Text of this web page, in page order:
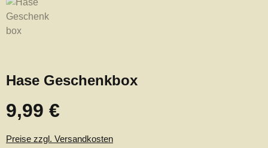
Hase Geschenkbox
Regulärer Preis:
9,99 €
Preise zzgl. Versandkosten